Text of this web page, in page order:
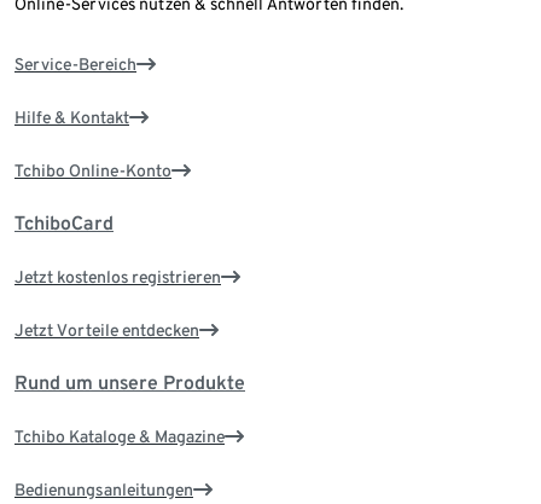
Online-Services nutzen & schnell Antworten finden.
Service-Bereich
Hilfe & Kontakt
Tchibo Online-Konto
TchiboCard
Jetzt kostenlos registrieren
Jetzt Vorteile entdecken
Rund um unsere Produkte
Tchibo Kataloge & Magazine
Bedienungsanleitungen